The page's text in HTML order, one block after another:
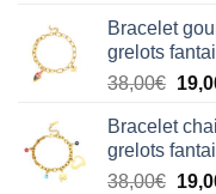
était
Bracelet
grelots
38,00€ Le
était
Bracelet
grelots
38,00€ Le